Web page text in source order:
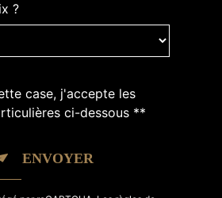
?
case, j'accepte les
ci-dessous **
ENVOYER